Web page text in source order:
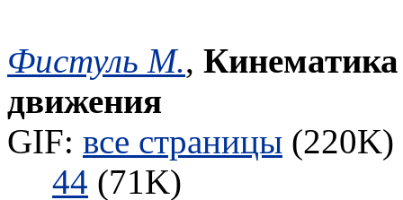
Фистуль М., Кинематика
движения
GIF: все страницы
44 (71K)